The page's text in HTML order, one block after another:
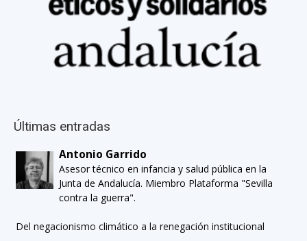
Últimas entradas
Antonio Garrido
Asesor técnico en infancia y salud pública en la
Junta de Andalucía. Miembro Plataforma "Sevilla
contra la guerra".
Del negacionismo climático a la renegación institucional